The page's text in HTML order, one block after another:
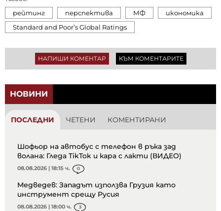
рейтинг перспектива МФ
икономика
Standard and Poor’s Global Ratings
НАПИШИ КОМЕНТАР КЪМ КОМЕНТАРИТЕ
НОВИНИ
ПОСЛЕДНИ ЧЕТЕНИ КОМЕНТИРАНИ
Шофьор на автобус с телефон в ръка зад
волана: Гледа TikTok и кара с лакти (ВИДЕО)
08.08.2026 | 18:15 ч. 0
Медведев: Западът използва Грузия като
инструмент срещу Русия
08.08.2026 | 18:00 ч. 3